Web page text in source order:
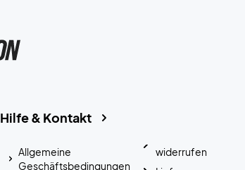
Hilfe & Kontakt
Allgemeine
Geschäftsbedingungen
widerrufen